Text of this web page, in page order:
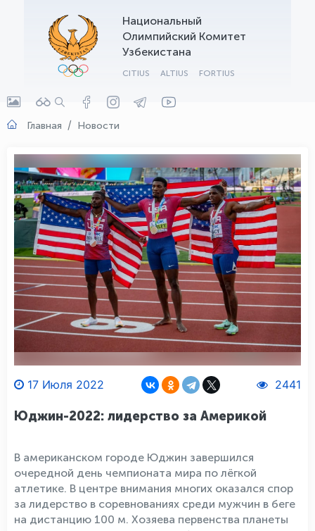
Национальный
Олимпийский Комитет
Узбекистана
CITIUS ALTIUS FORTIUS
Главная Новости
17 Июля 2022 2441
Юджин-2022: лидерство за Америкой
В американском городе Юджин завершился
очередной день чемпионата мира по лёгкой
атлетике. В центре внимания многих оказался спор
за лидерство в соревнованиях среди мужчин в беге
на дистанцию 100 м. Хозяева первенства планеты
OLYMPCHIK AI - yordamchi
Онлайн · olympic.uz